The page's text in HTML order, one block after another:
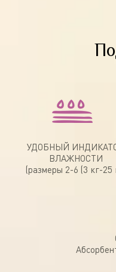
УДОБНЫЙ
ВЛАЖНОСТИ
(размеры 2-6 (3 кг-25